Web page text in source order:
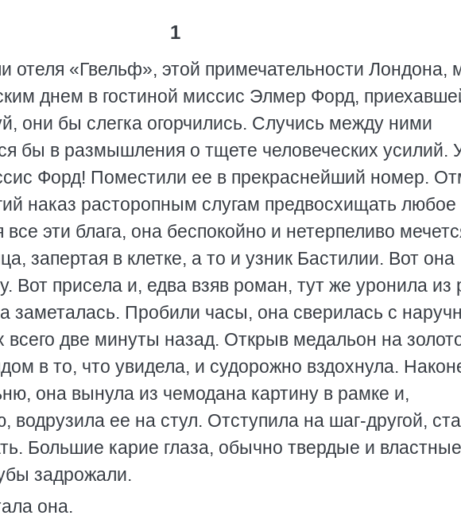
1
отеля «Гвельф», этой примечательности Лондона,
днем в гостиной миссис Элмер Форд,
они бы слегка огорчились. Случись между ними
бы в размышления о тщете человеческих усилий.
Форд! Поместили ее в прекраснейший номер.
наказ расторопным слугам предвосхищать любое
эти блага, она беспокойно и нетерпеливо
запертая в клетке, а то и узник Бастилии. Вот она
Вот присела и, едва взяв роман, тут же уронила из
заметалась. Пробили часы, она сверилась с
всего две минуты назад. Открыв медальон на
в то, что увидела, и судорожно вздохнула.
она вынула из чемодана картину в рамке и,
водрузила ее на стул. Отступила на шаг-другой,
Большие карие глаза, обычно твердые и
задрожали.
она.